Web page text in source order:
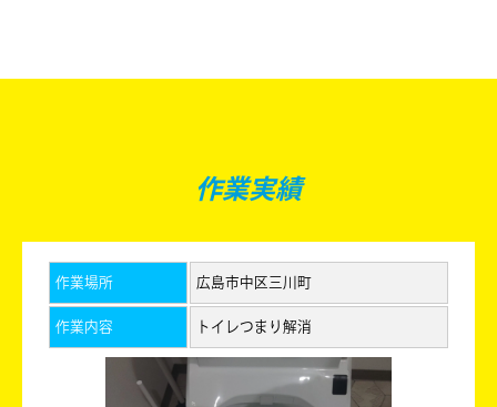
作業実績
作業場所 広島市中区三川町
作業内容 トイレつまり解消